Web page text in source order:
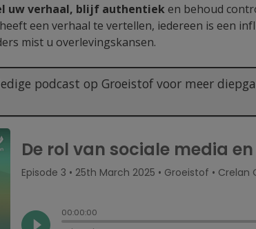
uw verhaal, blijf authentieken behoud
een verhaal te vertellen, iedereen is een
mist u overlevingskansen.
podcast op Groeistof voor meer